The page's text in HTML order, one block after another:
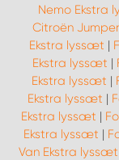
Nemo Ekstra
Citroën
Ekstra lyssæt |
Ekstra lyssæt |
Ekstra lyssæt |
Ekstra lyssæt |
Ekstra lyssæt |
Ekstra lyssæt |
Van Ekstra lyssæt